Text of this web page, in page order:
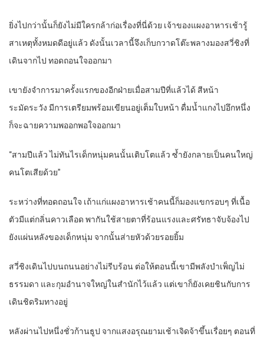
ยิ่งไปกว่านั้นก็ยังไม่มีใครกล้าก่อเรื่องที่นี่ด้วย เจ้าของแผงอาหารเช้ารู้
สาเหตุทั้งหมดดีอยู่แล้ว ดังนั้นเวลานี้จึงเก็บกวาดโต๊ะพลางมองสวี่ชิงที่
เดินจากไป ทอดถอนใจออกมา
เขายังจำการมาครั้งแรกของอีกฝ่ายเมื่อสามปีที่แล้วได้ สีหน้า
ระมัดระวัง มีการเตรียมพร้อมเขียนอยู่เต็มใบหน้า ดื่มน้ำแกงไปอึกหนึ่ง
ก็จะฉายความพออกพอใจออกมา
“สามปีแล้ว ไม่ทันไรเด็กหนุ่มคนนั้นเติบโตแล้ว ซ้ำยังกลายเป็นคนใหญ่
คนโตเสียด้วย”
ระหว่างที่ทอดถอนใจ เถ้าแก่แผงอาหารเช้าคนนี้ก็มองแขกรอบๆ ที่เนื้อ
ตัวมีแต่กลิ่นคาวเลือด พากันใช้สายตาที่ร้อนแรงและศรัทธาจับจ้องไป
ยังแผ่นหลังของเด็กหนุ่ม จากนั้นส่ายหัวด้วยรอยยิ้ม
สวี่ชิงเดินไปบนถนนอย่างไม่รีบร้อน ต่อให้ตอนนี้เขามีพลังบำเพ็ญไม่
ธรรมดา และกุมอำนาจใหญ่ในสำนักไว้แล้ว แต่เขาก็ยังเคยชินกับการ
เดินชิดริมทางอยู่
หลังผ่านไปหนึ่งชั่วก้านธูป จากแสงอรุณยามเช้าเจิดจ้าขึ้นเรื่อยๆ ตอนที่